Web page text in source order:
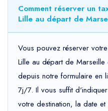
Comment réserver un
Lille au départ de
Vous pouvez réserver
Lille au départ de
depuis notre formulaire
7j/7. Il vous suffit
votre destination, la date et